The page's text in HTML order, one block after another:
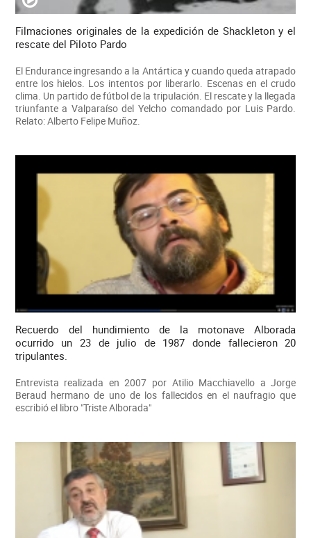
Filmaciones originales de la expedición de Shackleton y el
rescate del Piloto Pardo
El Endurance ingresando a la Antártica y cuando queda atrapado
entre los hielos. Los intentos por liberarlo. Escenas en el crudo
clima. Un partido de fútbol de la tripulación. El rescate y la llegada
triunfante a Valparaíso del Yelcho comandado por Luis Pardo.
Relato: Alberto Felipe Muñoz.
Recuerdo del hundimiento de la motonave Alborada
ocurrido un 23 de julio de 1987 donde fallecieron 20
tripulantes.
Entrevista realizada en 2007 por Atilio Macchiavello a Jorge
Beraud hermano de uno de los fallecidos en el naufragio que
escribió el libro "Triste Alborada"